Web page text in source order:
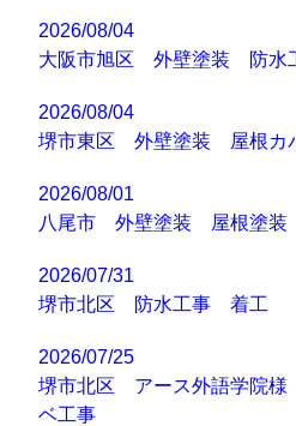
2026/08/04
大阪市旭区 外壁塗装 防水
2026/08/04
堺市東区 外壁塗装 屋根カ
2026/08/01
八尾市 外壁塗装 屋根塗装
2026/07/31
堺市北区 防水工事 着工
2026/07/25
堺市北区 アース外語学院様
ベ工事